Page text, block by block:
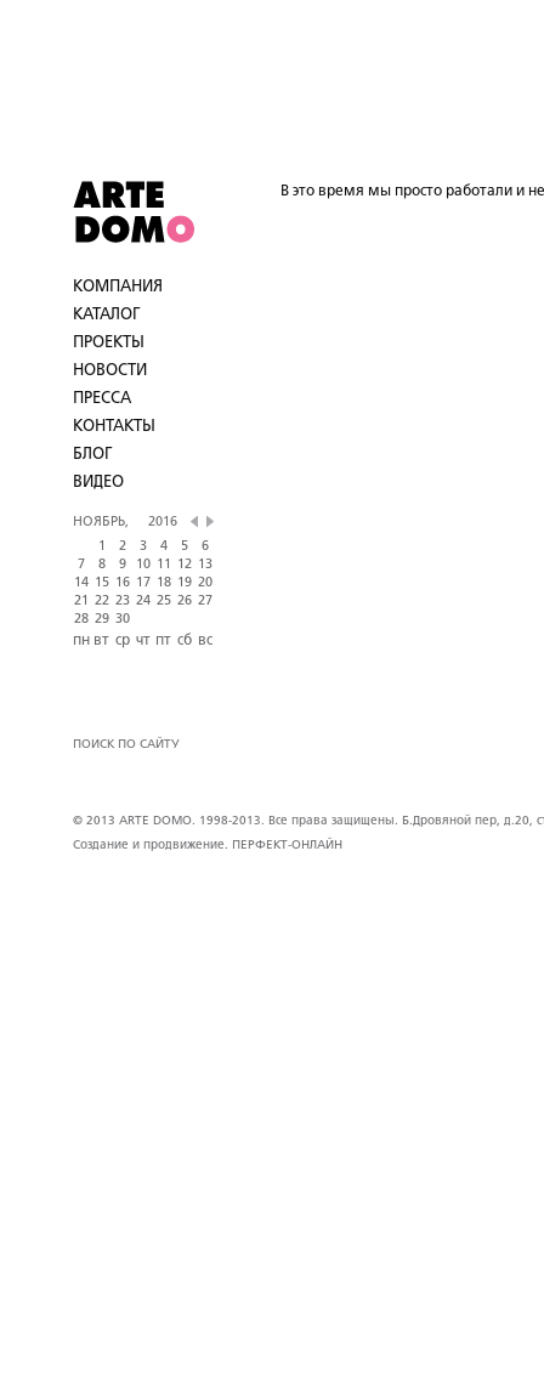
КОМПАНИЯ
КАТАЛОГ
ПРОЕКТЫ
НОВОСТИ
ПРЕССА
КОНТАКТЫ
БЛОГ
ВИДЕО
НОЯБРЬ,
2016
1
2 3 4 5
6
7
8 9 10 11 12
13
14 15 16 17 18 19 20
21
22 23 24 25 26 27
28 29 30
пн вт ср чт пт сб вс
ПОИСК ПО САЙТУ
В это время мы просто работали и
© 2013 ARTE DOMO. 1998-2013. Все права защищены. Б.Дровяной пер, д.20,
Создание и продвижение.
ПЕРФЕКТ-ОНЛАЙН